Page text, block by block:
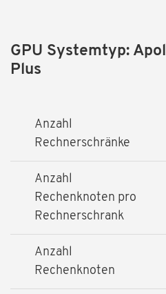
GPU Systemtyp:
Plus
Anzahl
Rechnerschränke
Anzahl
Rechenknoten pro
Rechnerschrank
Anzahl
Rechenknoten